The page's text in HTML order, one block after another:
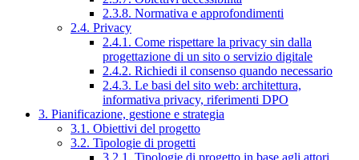
2.3.8. Normativa e approfondimenti
2.4. Privacy
2.4.1. Come rispettare la privacy sin dalla
progettazione di un sito o servizio digitale
2.4.2. Richiedi il consenso quando necessario
2.4.3. Le basi del sito web: architettura,
informativa privacy, riferimenti DPO
3. Pianificazione, gestione e strategia
3.1. Obiettivi del progetto
3.2. Tipologie di progetti
3.2.1. Tipologie di progetto in base agli attori